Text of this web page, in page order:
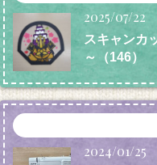
2025/07/22
スキャンカ
～（146）
2024/01/25